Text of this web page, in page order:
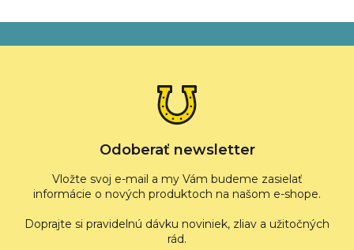
á
Odoberať newsletter
Vložte svoj e-mail a my Vám budeme zasielať
informácie o nových produktoch na našom e-shope.